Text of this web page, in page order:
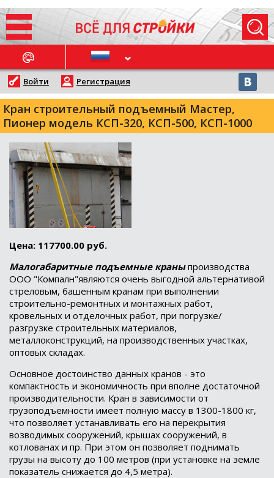
НОВОСТИ
Войти Регистрация
Кран строительный подъемный Мастер,
Пионер модель КСП-320, КСП-500, КСП-1000
Цена: 117700.00 руб.
Малогабаритные подъемные краныпроизводства
ООО "Компалн"являются очень выгодной альтернативой
стреловым, башенным кранам при выполнении
строительно-ремонтных и монтажных работ,
кровельных и отделочных работ, при погрузке/
разгрузке строительных материалов,
металлоконструкций, на производственных участках,
оптовых складах.
Основное достоинство данных кранов - это
компактность и экономичность при вполне достаточной
производительности. Кран в зависимости от
грузоподъемности имеет полную массу в 1300-1800 кг,
что позволяет устанавливать его на перекрытия
возводимых сооружений, крышах сооружений, в
котлованах и пр. При этом он позволяет поднимать
грузы на высоту до 100 метров (при установке на земле
показатель снижается до 4,5 метра).